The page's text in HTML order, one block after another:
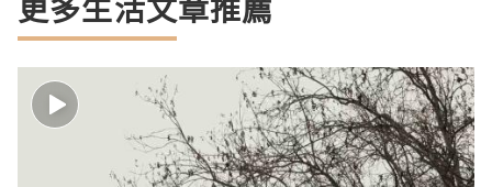
更多生活文章推薦